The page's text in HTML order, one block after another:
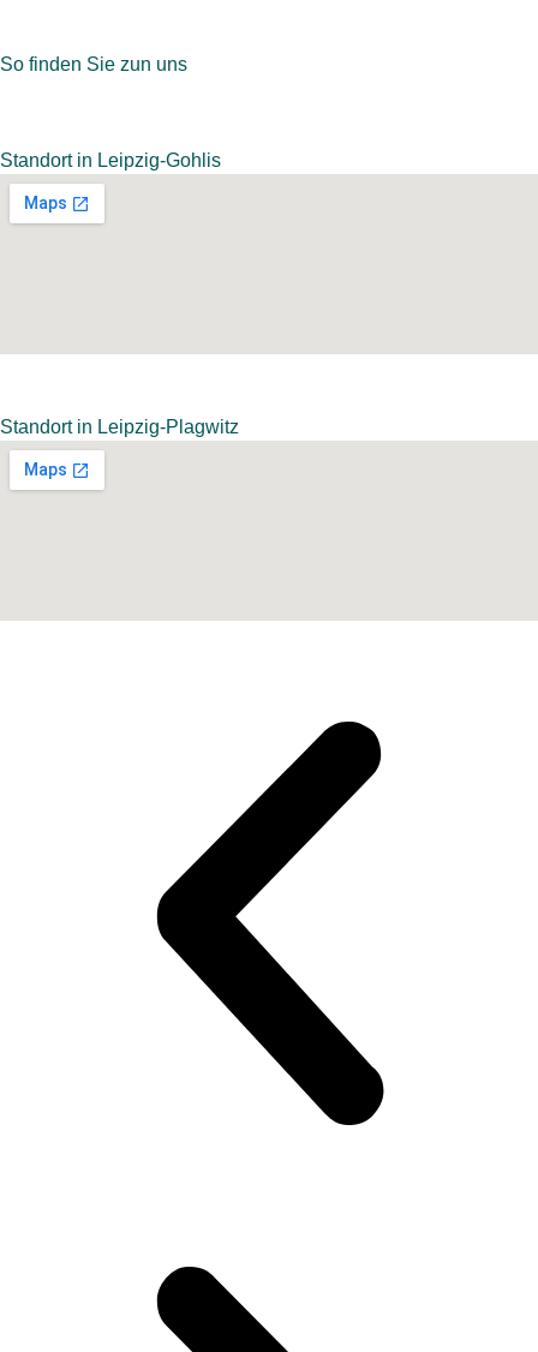
So finden Sie zun uns
Standort in Leipzig-Gohlis
Standort in Leipzig-Plagwitz